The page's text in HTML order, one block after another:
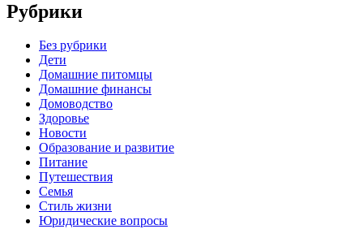
Рубрики
Без рубрики
Дети
Домашние питомцы
Домашние финансы
Домоводство
Здоровье
Новости
Образование и развитие
Питание
Путешествия
Семья
Стиль жизни
Юридические вопросы